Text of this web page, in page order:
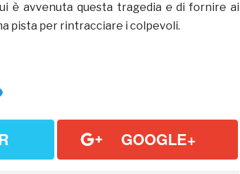
è avvenuta questa tragedia e di fornire ai
pista per rintracciare i colpevoli.
GOOGLE+